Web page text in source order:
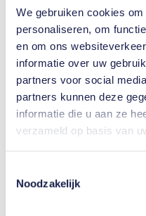
We gebruiken cookies
personaliseren, om
en om ons
informatie over uw
partners voor social
partners kunnen deze
informatie die u aan ze
verzameld op basis van
Noodzakelijk
Gerelateerde